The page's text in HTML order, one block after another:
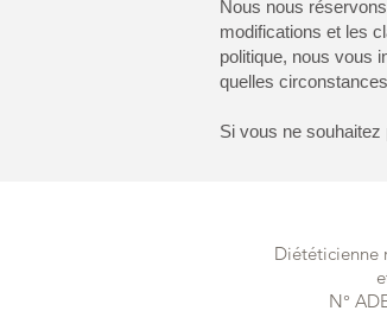
Nous nous
modifications et les
politique, nous vous
quelles
Si vous ne
Diététicienne
N°